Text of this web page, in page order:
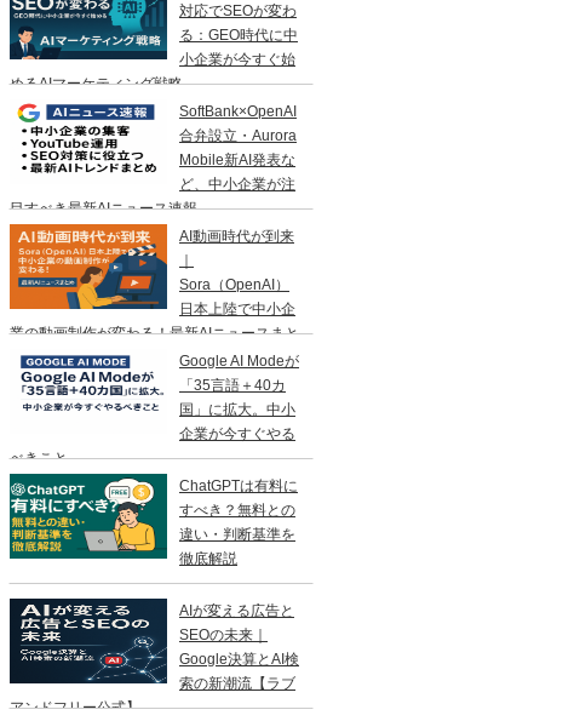
対応でSEOが変わ
る：GEO時代に中
小企業が今すぐ始
めるAIマーケティング戦略
SoftBank×OpenAI
合弁設立・Aurora
Mobile新AI発表な
ど、中小企業が注
目すべき最新AIニュース速報
AI動画時代が到来
Sora（OpenAI）
日本上陸で中小企
業の動画制作が変わる！最新AIニュースまと
め
Google AI Modeが
「35言語＋40カ
国」に拡大。中小
企業が今すぐやる
べきこと
ChatGPTは有料に
すべき？無料との
違い・判断基準を
徹底解説
AIが変える広告と
SEOの未来｜
Google決算とAI検
索の新潮流【ラブ
アンドフリー公式】